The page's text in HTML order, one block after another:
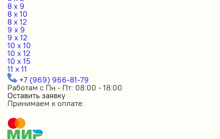
8 x 9
8 x 10
8 x 12
9 x 9
9 x 12
10 x 10
10 x 12
10 x 15
11 x 11
+7 (969) 966-81-79
Работам с Пн - Пт: 08:00 - 18:00
Оставить заявку
Принимаем к оплате: